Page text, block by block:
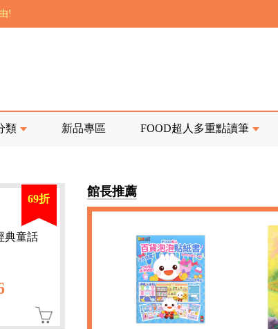
!
天內通知客服 寄回發票需附上回郵郵票
物流程說明』
人企業總部」目前正興建中!
物流程說明』
類 新品專區 FOOD超人多重點讀筆
69折
典童話
館長推薦